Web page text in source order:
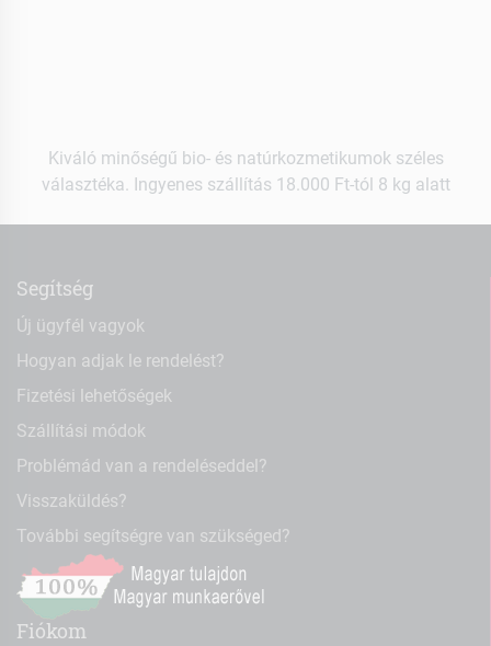
Kiváló minőségű bio- és natúrkozmetikumok széles
választéka. Ingyenes szállítás 18.000 Ft-tól 8 kg alatt
Segítség
Új ügyfél vagyok
Hogyan adjak le rendelést?
Fizetési lehetőségek
Szállítási módok
Problémád van a rendeléseddel?
Visszaküldés?
További segítségre van szükséged?
Fiókom